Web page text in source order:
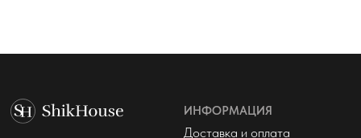
Разработка сайта